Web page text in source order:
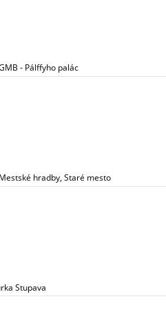
- Pálffyho palác
hradby, Staré mesto
Stupava